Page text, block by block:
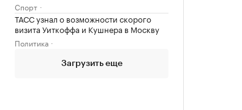
Спорт
ТАСС узнал о возможности скорого
визита Уиткоффа и Кушнера в Москву
Политика
Загрузить еще